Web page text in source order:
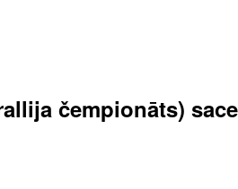
čempionāts)